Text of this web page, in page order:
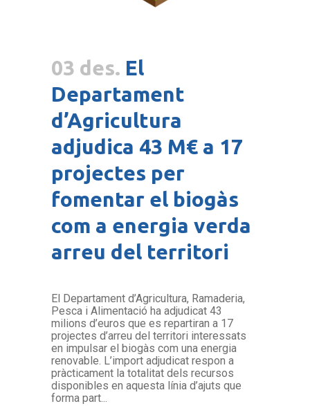
03 des. El
Departament
d’Agricultura
adjudica 43 M€ a 17
projectes per
fomentar el biogàs
com a energia verda
arreu del territori
El Departament d’Agricultura, Ramaderia,
Pesca i Alimentació ha adjudicat 43
milions d’euros que es repartiran a 17
projectes d’arreu del territori interessats
en impulsar el biogàs com una energia
renovable. L’import adjudicat respon a
pràcticament la totalitat dels recursos
disponibles en aquesta línia d’ajuts que
forma part...